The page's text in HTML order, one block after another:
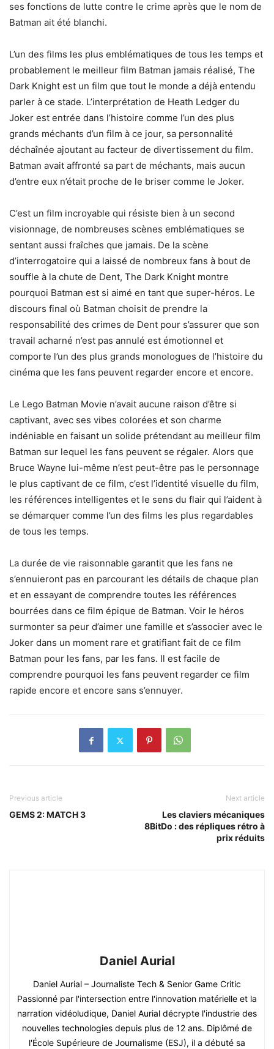
ses fonctions de lutte contre le crime après que le nom de
Batman ait été blanchi.
L’un des films les plus emblématiques de tous les temps et
probablement le meilleur film Batman jamais réalisé, The
Dark Knight est un film que tout le monde a déjà entendu
parler à ce stade. L’interprétation de Heath Ledger du
Joker est entrée dans l’histoire comme l’un des plus
grands méchants d’un film à ce jour, sa personnalité
déchaînée ajoutant au facteur de divertissement du film.
Batman avait affronté sa part de méchants, mais aucun
d’entre eux n’était proche de le briser comme le Joker.
C’est un film incroyable qui résiste bien à un second
visionnage, de nombreuses scènes emblématiques se
sentant aussi fraîches que jamais. De la scène
d’interrogatoire qui a laissé de nombreux fans à bout de
souffle à la chute de Dent, The Dark Knight montre
pourquoi Batman est si aimé en tant que super-héros. Le
discours final où Batman choisit de prendre la
responsabilité des crimes de Dent pour s’assurer que son
travail acharné n’est pas annulé est émotionnel et
comporte l’un des plus grands monologues de l’histoire du
cinéma que les fans peuvent regarder encore et encore.
Le Lego Batman Movie n’avait aucune raison d’être si
captivant, avec ses vibes colorées et son charme
indéniable en faisant un solide prétendant au meilleur film
Batman sur lequel les fans peuvent se régaler. Alors que
Bruce Wayne lui-même n’est peut-être pas le personnage
le plus captivant de ce film, c’est l’identité visuelle du film,
les références intelligentes et le sens du flair qui l’aident à
se démarquer comme l’un des films les plus regardables
de tous les temps.
La durée de vie raisonnable garantit que les fans ne
s’ennuieront pas en parcourant les détails de chaque plan
et en essayant de comprendre toutes les références
bourrées dans ce film épique de Batman. Voir le héros
surmonter sa peur d’aimer une famille et s’associer avec le
Joker dans un moment rare et gratifiant fait de ce film
Batman pour les fans, par les fans. Il est facile de
comprendre pourquoi les fans peuvent regarder ce film
rapide encore et encore sans s’ennuyer.
Previous article
GEMS 2: MATCH 3
Next article
Les claviers mécaniques
8BitDo : des répliques rétro à
prix réduits
Daniel Aurial
Daniel Aurial – Journaliste Tech & Senior Game Critic
Passionné par l'intersection entre l'innovation matérielle et la
narration vidéoludique, Daniel Aurial décrypte l'industrie des
nouvelles technologies depuis plus de 12 ans. Diplômé de
l'École Supérieure de Journalisme (ESJ), il a débuté sa